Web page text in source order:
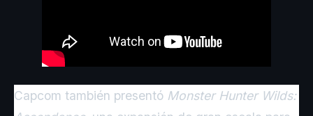
Capcom también presentó Monster Hunter Wilds: